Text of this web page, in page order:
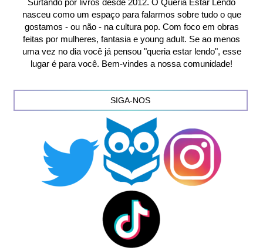
nasceu como um espaço para falarmos sobre tudo o que
gostamos - ou não - na cultura pop. Com foco em obras
feitas por mulheres, fantasia e young adult. Se ao menos
uma vez no dia você já pensou "queria estar lendo", esse
lugar é para você. Bem-vindes a nossa comunidade!
SIGA-NOS